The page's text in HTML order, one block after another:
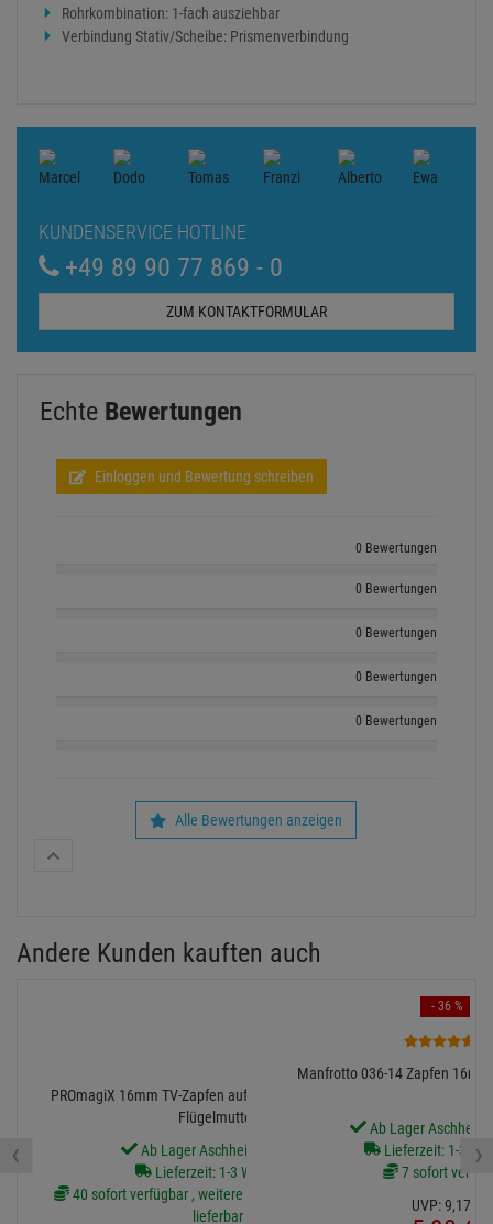
Rohrkombination: 1-fach ausziehbar
Verbindung Stativ/Scheibe: Prismenverbindung
KUNDENSERVICE HOTLINE
+49 89 90 77 869 - 0
ZUM KONTAKTFORMULAR
Echte Bewertungen
Einloggen und Bewertung schreiben
0 Bewertungen
0 Bewertungen
0 Bewertungen
0 Bewertungen
0 Bewertungen
Alle Bewertungen anzeigen
Andere Kunden kauften auch
PROmagiX 16mm TV-Zapfen auf M10x25mm, Stahl mit
Flügelmutter
Ab Lager Aschheim lieferbar
Lieferzeit: 1-3 Werktage
40 sofort verfügbar , weitere Artikel ab Zentrallager
lieferbar
Manfrotto 036-14 Zapfen
Ab Lager
Lieferzeit: 1-3
7 sofort
UVP:9,17
- 36 %
‹ ›